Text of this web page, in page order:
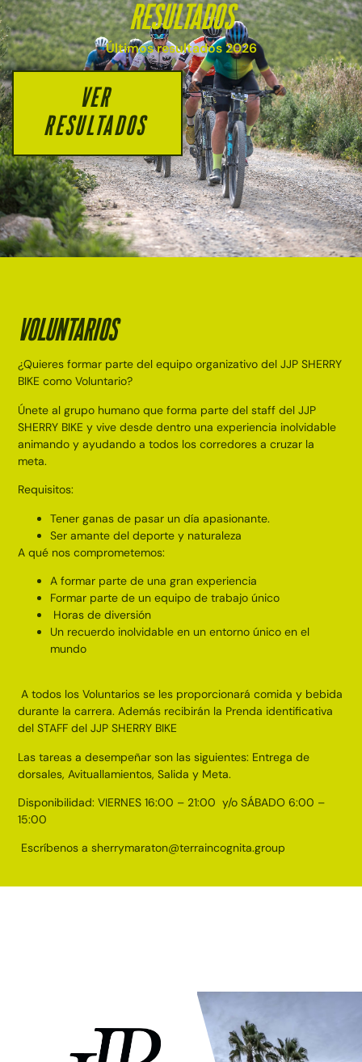
RESULTADOS
Últimos resultados 2026
VER
RESULTADOS
VOLUNTARIOS
¿Quieres formar parte del equipo organizativo del JJP SHERRY
BIKE como Voluntario?
Únete al grupo humano que forma parte del staff del JJP
SHERRY BIKE y vive desde dentro una experiencia inolvidable
animando y ayudando a todos los corredores a cruzar la
meta.
Requisitos:
Tener ganas de pasar un día apasionante.
Ser amante del deporte y naturaleza
A qué nos comprometemos:
A formar parte de una gran experiencia
Formar parte de un equipo de trabajo único
Horas de diversión
Un recuerdo inolvidable en un entorno único en el
mundo
A todos los Voluntarios se les proporcionará comida y bebida
durante la carrera. Además recibirán la Prenda identificativa
del STAFF del JJP SHERRY BIKE
Las tareas a desempeñar son las siguientes: Entrega de
dorsales, Avituallamientos, Salida y Meta.
​Disponibilidad: VIERNES 16:00 – 21:00 y/o SÁBADO 6:00 –
15:00
Escríbenos a sherrymaraton@terraincognita.group